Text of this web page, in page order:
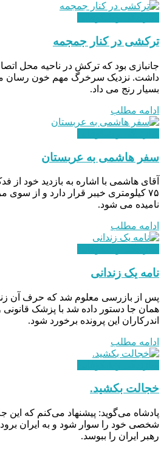
ترکشی در کنار جمجمه
جانبازی بود که ترکش در ناحیه محل
داشت. نزدیک سرخرگ‌ مهم خون‌ رسان
بسیار رنج می‌ داد.
ادامه مطلب
سفر هاشمی به عربستان
آقای هاشمی با اشاره به بازدید خود از
۷۵ کیلومتری خیبر قرار دارد و از
نامیده می شود.
ادامه مطلب
نامه یک زندانی
پس از بازرسی معلوم شد که حرف آن
همان جا دستور داده شد با پزشک
اندرکاران این پرونده برخورد شود.
ادامه مطلب
خجالت بکشید.
پادشاه می‌گوید: پیشنهاد می‌کنم که این
شخصی خود را سوار شود و به ایران
رهبر ایران را ببوسد.